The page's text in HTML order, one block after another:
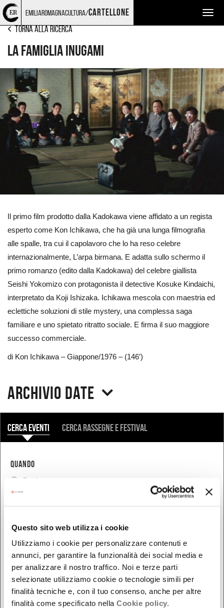
Questo sito web utilizza i cookie
Utilizziamo i cookie per personalizzare contenuti e
annunci, per garantire la funzionalità dei social media e
per analizzare il nostro traffico. Noi e terze parti
selezionate utilizziamo cookie o tecnologie simili per
finalità tecniche e, con il tuo consenso, anche per altre
finalità come specificato nella Cookie policy.
Torna
alla
home
Cerca
nel
sito
Salta
ai
contenuti
Salta
al
menu
emiliaromagnacultura/cartellone
CINEMA
Torna alla ricerca
La famiglia Inugami
Il primo film prodotto dalla Kadokawa viene affidato a un regista
esperto come Kon Ichikawa, che ha già una lunga filmografia
alle spalle, tra cui il capolavoro che lo ha reso celebre
internazionalmente, L’arpa birmana. E adatta sullo schermo il
primo romanzo (edito dalla Kadokawa) del celebre giallista
Seishi Yokomizo con protagonista il detective Kosuke Kindaichi,
interpretato da Koji Ishizaka. Ichikawa mescola con maestria ed
eclettiche soluzioni di stile mystery, una complessa saga
familiare e uno spietato ritratto sociale. E firma il suo maggiore
successo commerciale.
di Kon Ichikawa – Giappone/1976 – (146′)
Archivio date
COSA
Cerca eventi Cerca rassegne e festival
QUANDO
Oggi
Da oggi in poi
dal - al
DOVE
Ferrara